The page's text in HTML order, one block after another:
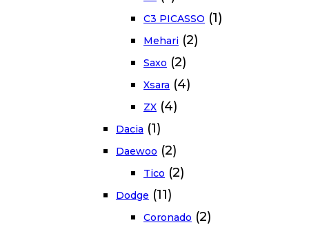
C3 PICASSO (1)
Mehari (2)
Saxo (2)
Xsara (4)
ZX (4)
Dacia (1)
Daewoo (2)
Tico (2)
Dodge (11)
Coronado (2)